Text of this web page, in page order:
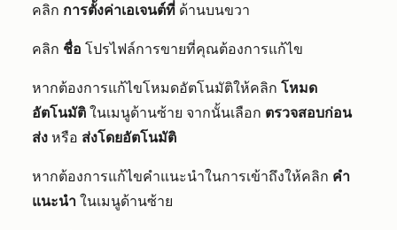
คลิก การตั้งค่าเอเจนต์ที่ ด้านบนขวา
คลิก ชื่อ โปรไฟล์การขายที่คุณต้องการแก้ไข
หากต้องการแก้ไขโหมดอัตโนมัติให้คลิก โหมด
อัตโนมัติ ในเมนูด้านซ้าย จากนั้นเลือก ตรวจสอบก่อน
ส่ง หรือ ส่งโดยอัตโนมัติ
หากต้องการแก้ไขคำแนะนำในการเข้าถึงให้คลิก คำ
แนะนำ ในเมนูด้านซ้าย